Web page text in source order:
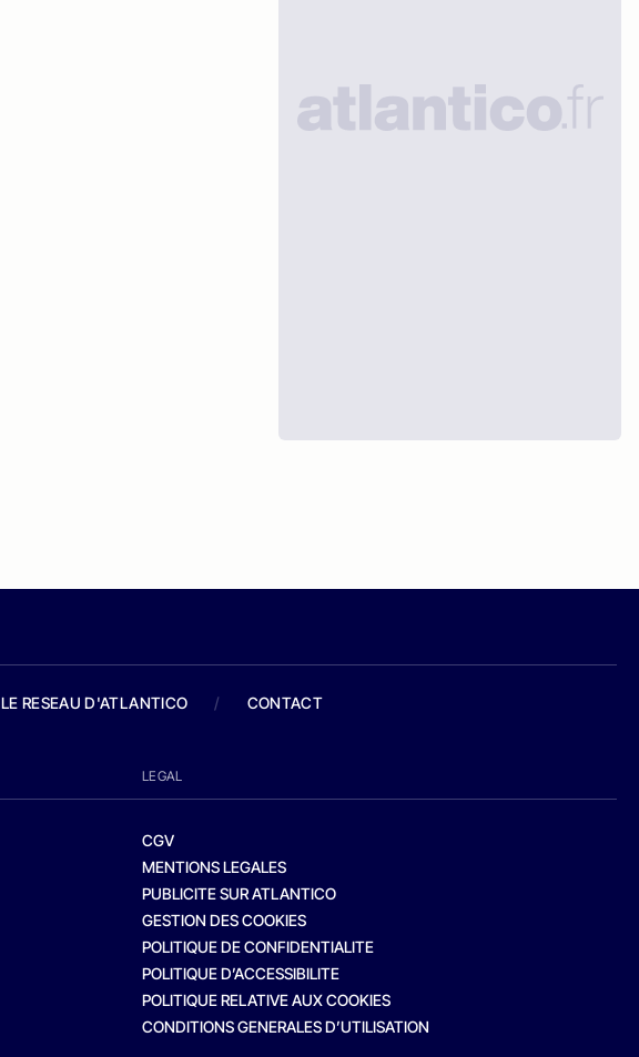
LE RESEAU D'ATLANTICO / CONTACT
LEGAL
CGV
MENTIONS LEGALES
PUBLICITE SUR ATLANTICO
GESTION DES COOKIES
POLITIQUE DE CONFIDENTIALITE
POLITIQUE D’ACCESSIBILITE
POLITIQUE RELATIVE AUX COOKIES
CONDITIONS GENERALES D’UTILISATION